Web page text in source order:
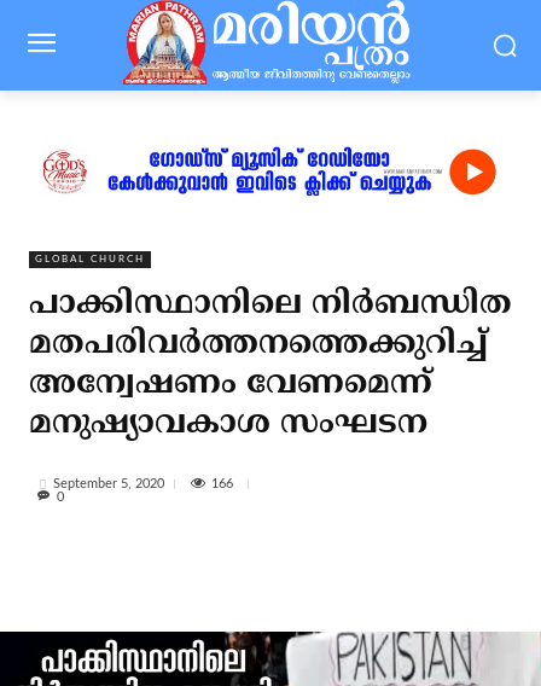
GLOBAL CHURCH
പാക്കിസ്ഥാനിലെ നിര്‍ബന്ധിത
മതപരിവര്‍ത്തനത്തെക്കുറിച്ച്
അന്വേഷണം വേണമെന്ന്
മനുഷ്യാവകാശ സംഘടന
September 5, 2020
166
0